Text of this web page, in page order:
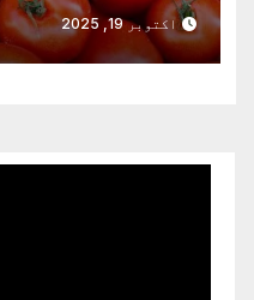
اکتوبر 19, 2025